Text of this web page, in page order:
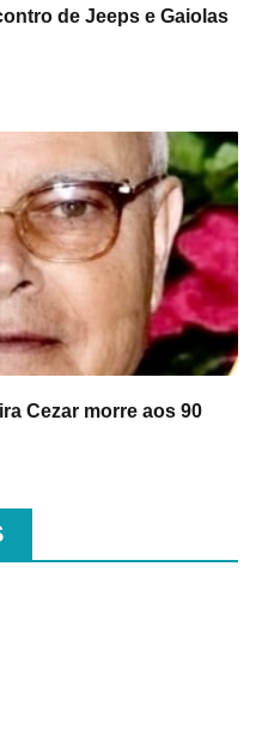
de Jeeps e Gaiolas
Cezar morre aos 90